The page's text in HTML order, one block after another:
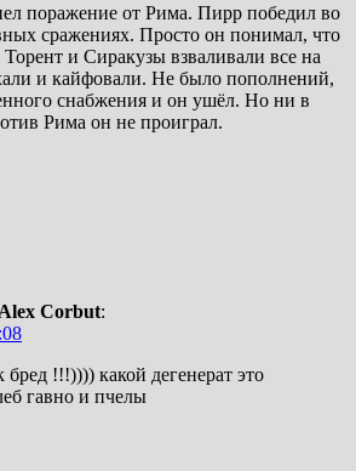
поражение от Рима. Пирр победил во
сражениях. Просто он понимал, что
и Сиракузы взваливали все на
и кайфовали. Не было пополнений,
снабжения и он ушёл. Но ни в
Рима он не проиграл.
Alex Corbut:
бред !!!)))) какой дегенерат это
гавно и пчелы